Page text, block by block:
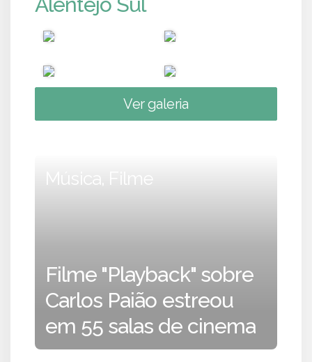
Ver galeria
Música, Filme
Filme "Playback" sobre
Carlos Paião estreou
em 55 salas de cinema